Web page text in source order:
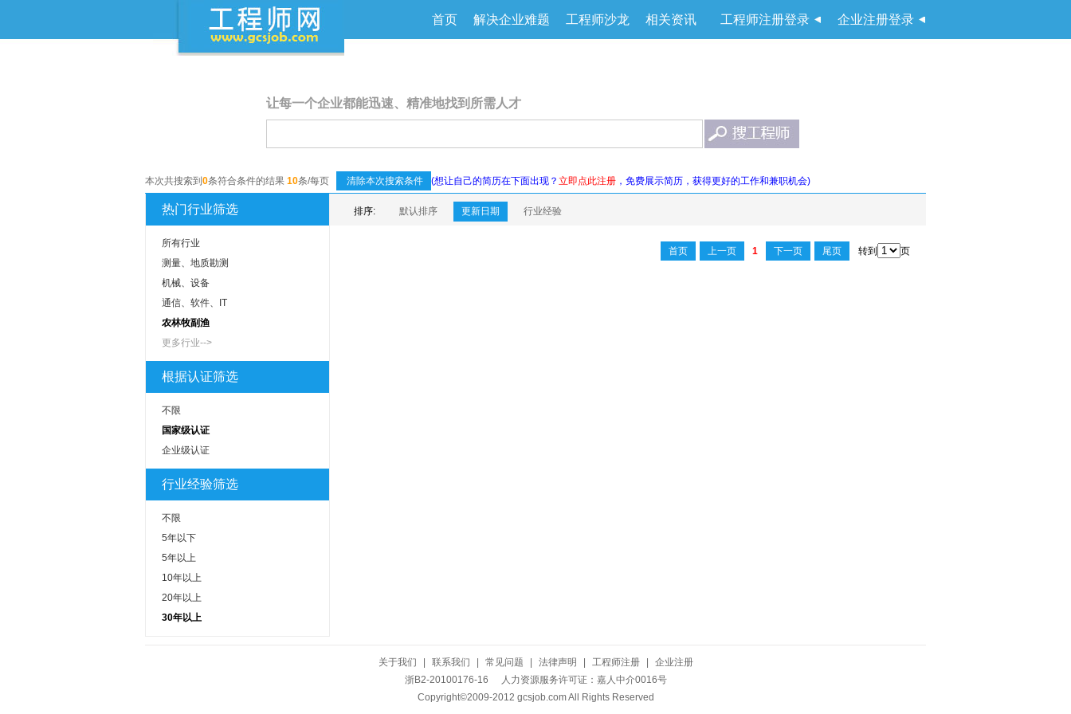
企业注册登录
工程师注册登录
相关资讯
工程师沙龙
解决企业难题
首页
让每一个企业都能迅速、精准地找到所需人才
本次共搜索到 0条符合条件的结果 10条/每页 清除本次搜索条件 (想让自己的简历在下面出现？ 立即点此注册 ，免费展示简历，获得更好的工作和兼职机会)
热门行业筛选
所有行业
测量、地质勘测
机械、设备
通信、软件、IT
农林牧副渔
更多行业-->
根据认证筛选
不限
国家级认证
企业级认证
行业经验筛选
不限
5年以下
5年以上
10年以上
20年以上
30年以上
排序: 默认排序 更新日期 行业经验
首页 上一页 1 下一页 尾页 转到 页
关于我们 联系我们 常见问题 法律声明 工程师注册
企业注册
浙B2-20100176-16
人力资源服务许可证：嘉人中介0016号
Copyright©2009-2012 gcsjob.com All Rights Reserved